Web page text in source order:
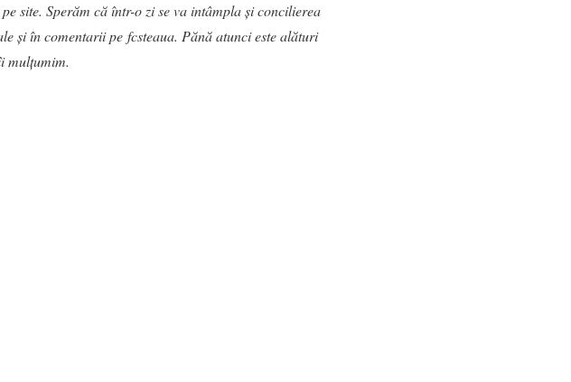
site. Sperăm că într-o zi se va intâmpla și concilierea
și în comentarii pe fcsteaua. Pănă atunci este alături
mulțumim.